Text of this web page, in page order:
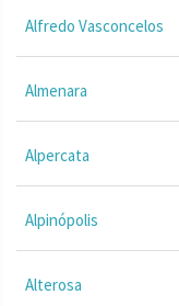
Alfredo Vasconcelos
Almenara
Alpercata
Alpinópolis
Alterosa